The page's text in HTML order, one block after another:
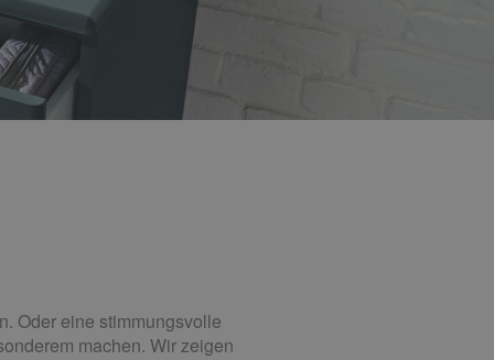
Oder eine stimmungsvolle
machen. Wir zeigen